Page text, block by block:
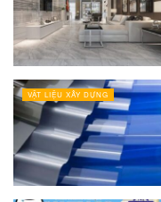
VẬT LIỆU XÂY DỰNG